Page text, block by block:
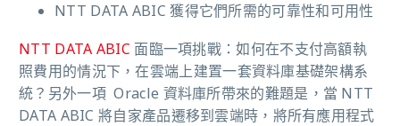
NTT DATA ABIC 獲得它們所需的可靠性和可用性
NTT DATA ABIC 面臨一項挑戰：如何在不支付高額執
照費用的情況下，在雲端上建置一套資料庫基礎架構系
統？另外一項 Oracle 資料庫所帶來的難題是，當 NTT
DATA ABIC 將自家產品遷移到雲端時，將所有應用程式